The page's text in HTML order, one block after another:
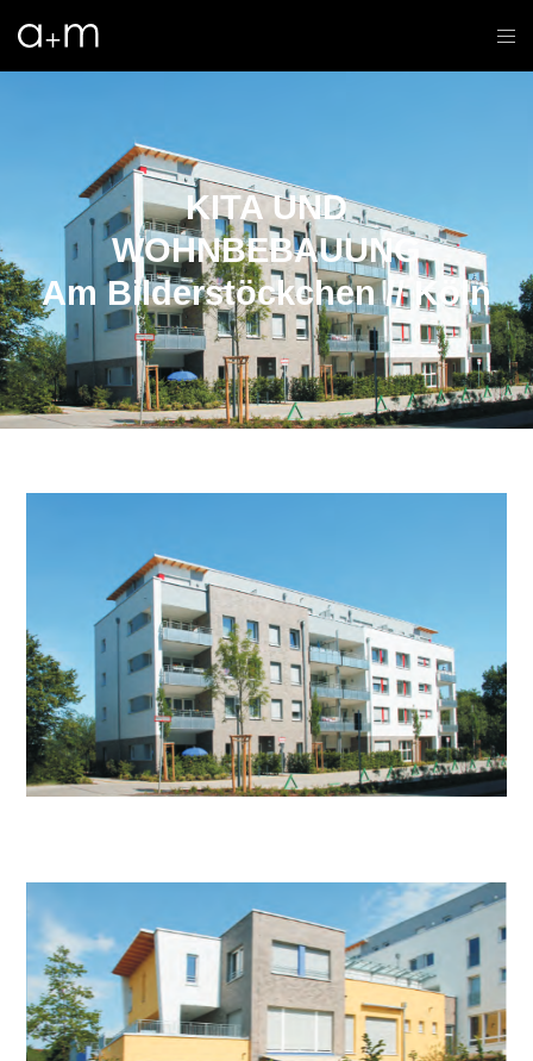
KITA UND
WOHNBEBAUUNG
Am Bilderstöckchen // Köln